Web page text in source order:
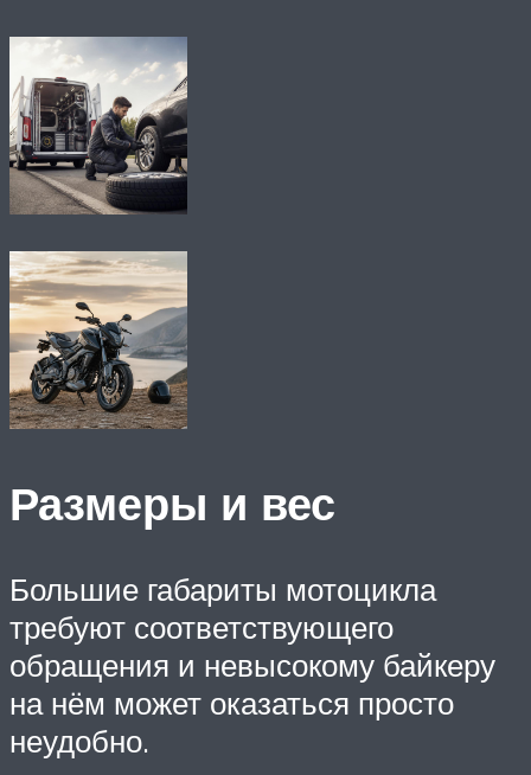
Размеры и вес
Большие габариты мотоцикла
требуют соответствующего
обращения и невысокому байкеру
на нём может оказаться просто
неудобно.